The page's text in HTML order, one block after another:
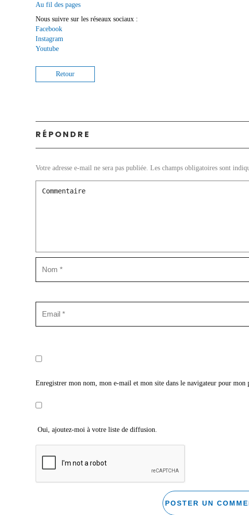
Au fil des pages
Nous suivre sur les réseaux sociaux :
Facebook
Instagram
Youtube
Retour
RÉPONDRE
Votre adresse e-mail ne sera pas publiée. Les champs obligatoires sont
Enregistrer mon nom, mon e-mail et mon site dans le navigateur pour mon
Oui, ajoutez-moi à votre liste de diffusion.